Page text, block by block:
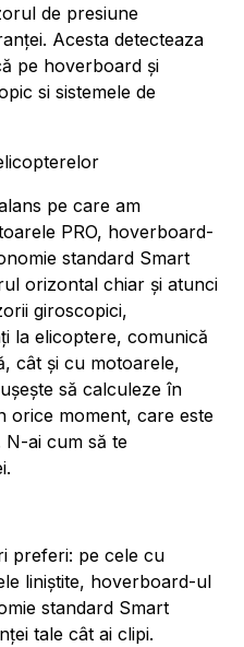
de presiune
Acesta detecteaza
pe hoverboard și
si sistemele de
pe care am
PRO, hoverboard-
standard Smart
orizontal chiar și atunci
giroscopici,
la elicoptere, comunică
cât și cu motoarele,
să calculeze în
orice moment, care este
N-ai cum să te
preferi: pe cele cu
liniștite, hoverboard-ul
standard Smart
tale cât ai clipi.